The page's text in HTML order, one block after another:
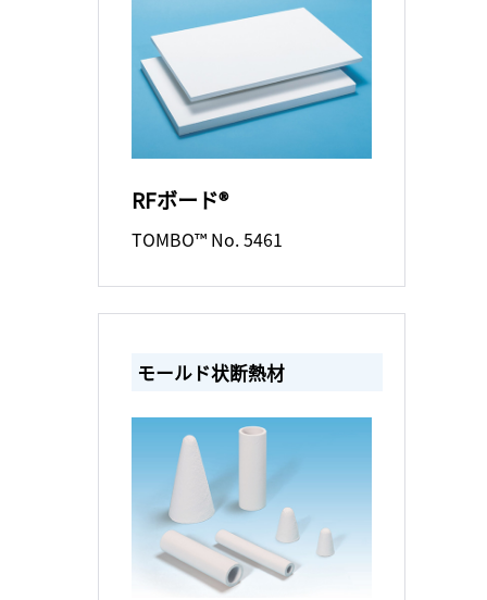
RFボード®
TOMBO™ No. 5461
モールド状断熱材